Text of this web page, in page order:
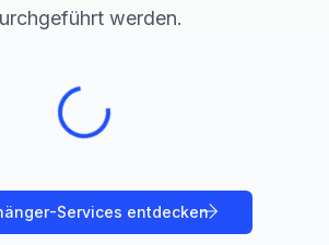
werden.
-Services entdecken